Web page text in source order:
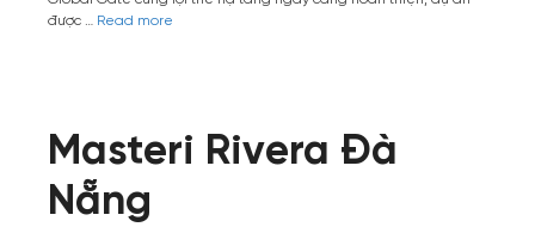
được … Read more
Masteri Rivera Đà
Nẵng